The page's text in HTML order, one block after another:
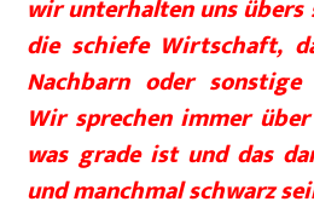
wir unterhalten uns
die schiefe Wirtschaft,
Nachbarn oder sonstige
Wir sprechen immer
was grade ist und das
und manchmal schwarz